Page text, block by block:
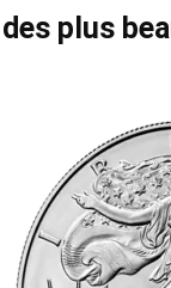
plus